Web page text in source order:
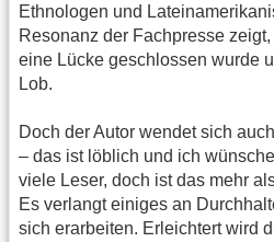
Ethnologen und
Resonanz der Fachpresse
eine Lücke geschlossen wurde
Lob.
Doch der Autor wendet sich
– das ist löblich und ich
viele Leser, doch ist das mehr
Es verlangt einiges an
sich erarbeiten. Erleichtert wird